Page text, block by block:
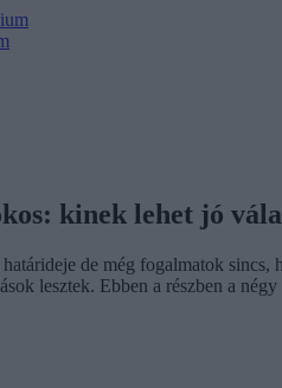
kinek lehet jó
de még fogalmatok
lesztek. Ebben a részben a